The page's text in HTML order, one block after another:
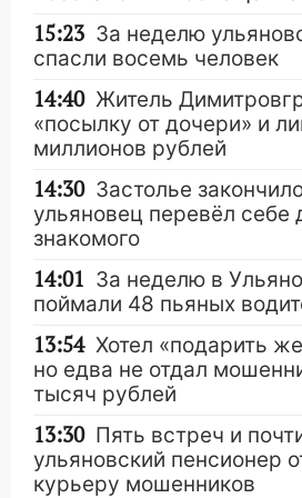
15:23 За неделю
спасли восемь человек
14:40 Житель
«посылку от дочери» и
миллионов рублей
14:30 Застолье
ульяновец перевёл себе
знакомого
14:01 За неделю в
поймали 48 пьяных
13:54 Хотел «подарить
но едва не отдал
тысяч рублей
13:30 Пять встреч и
ульяновский пенсионер
курьеру мошенников